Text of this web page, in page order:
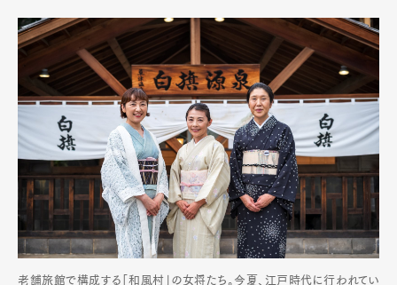
老舗旅館で構成する「和風村」の女将たち。今夏、江戸時代に行われてい